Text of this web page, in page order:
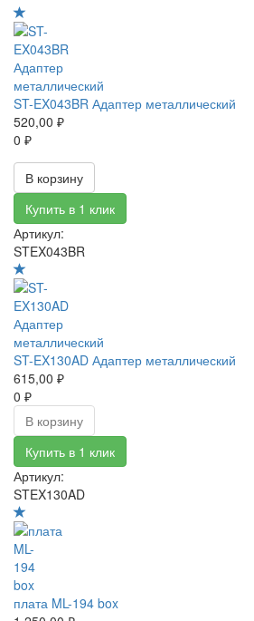
ST-EX043BR Адаптер металлический
520,00 ₽
0 ₽
В корзину
Купить в 1 клик
Артикул:
STEX043BR
ST-EX130AD Адаптер металлический
615,00 ₽
0 ₽
В корзину
Купить в 1 клик
Артикул:
STEX130AD
плата ML-194 box